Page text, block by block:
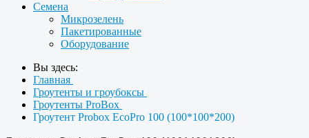
Семена
Микрозелень
Пакетированные
Оборудование
Вы здесь:
Главная
Гроутенты и гроубоксы
Гроутенты ProBox
Гроутент Probox EcoPro 100 (100*100*200)